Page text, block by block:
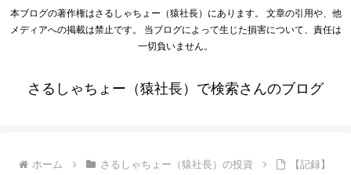
本ブログの著作権はさるしゃちょー（猿社長）にあります。 文章の引用や、他
メディアへの掲載は禁止です。 当ブログによって生じた損害について、責任は
一切負いません。
さるしゃちょー（猿社長）で検索さんのブログ
ホーム さるしゃちょー（猿社長）の投資
【記録】